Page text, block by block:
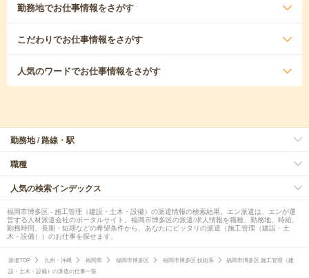
勤務地でお仕事情報をさがす
こだわりでお仕事情報をさがす
人気のワードでお仕事情報をさがす
勤務地 / 路線・駅
職種
人気の検索インデックス
福岡市博多区 - 施工管理（建設・土木・設備）の派遣情報の検索結果。エン派遣は、エンが運
営する人材派遣会社のポータルサイト。福岡市博多区の派遣/求人情報を職種、勤務地、時給、
勤務時間、長期・短期などの希望条件から、あなたにピッタリの派遣（施工管理（建設・土
木・設備））のお仕事を探せます。
派遣TOP 九州・沖縄 福岡県 福岡市博多区 福岡市博多区 技術系
福岡市博多区 施工管理（建
設・土木・設備）の派遣の仕事一覧